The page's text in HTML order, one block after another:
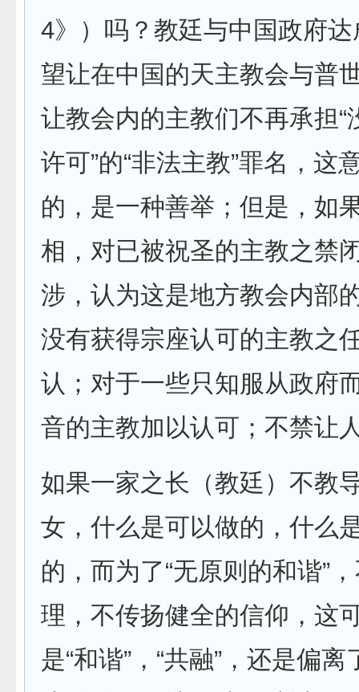
4》）吗？教廷与中国政府达
望让在中国的天主教会与普
让教会内的主教们不再承担“
许可”的“非法主教”罪名，这
的，是一种善举；但是，如
相，对已被祝圣的主教之禁
涉，认为这是地方教会内部
没有获得宗座认可的主教之
认；对于一些只知服从政府
音的主教加以认可；不禁让
如果一家之长（教廷）不教
女，什么是可以做的，什么
的，而为了“无原则的和谐”
理，不传扬健全的信仰，这
是“和谐”，“共融”，还是偏